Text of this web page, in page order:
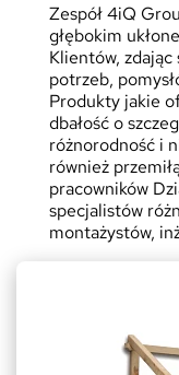
Zespół 4iQ
głębokim
Klientów,
potrzeb,
Produkty jakie
dbałość o
różnorodność i
również
pracowników
specjalistów
montażystów,